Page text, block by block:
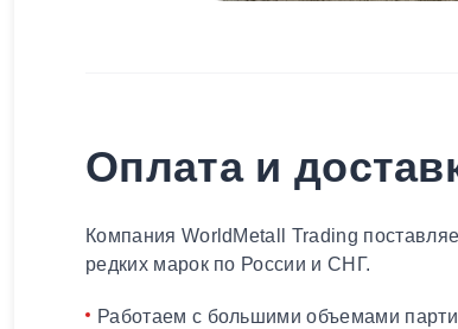
Оплата и
Компания WorldMetall Trading
редких марок по России и СНГ.
Работаем с большими объемами